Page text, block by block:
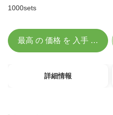
1000sets
最高 の 価格 を 入手 する
詳細情報